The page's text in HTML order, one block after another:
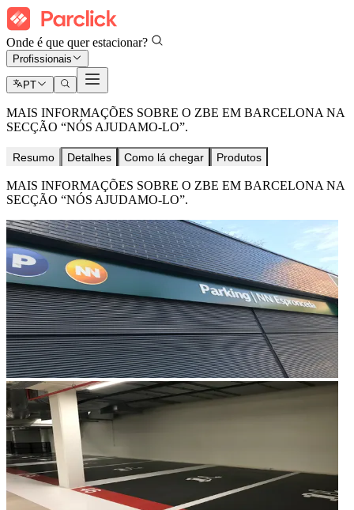
Onde é que quer estacionar?
Profissionais
PT
MAIS INFORMAÇÕES SOBRE O ZBE EM BARCELONA NA
SECÇÃO “NÓS AJUDAMO-LO”.
Resumo Detalhes Como lá chegar Produtos
MAIS INFORMAÇÕES SOBRE O ZBE EM BARCELONA NA
SECÇÃO “NÓS AJUDAMO-LO”.